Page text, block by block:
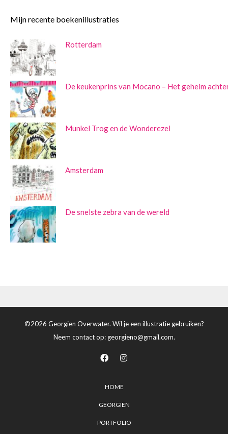
Mijn recente boekenillustraties
Rotterdam
De keukenprins van Mocano – Het geheim
Munkel Trog en de Wonderezel
Amsterdam
De snelste zebra van de wereld
©2026 Georgien Overwater. Wil je een illustratie gebruiken?
Neem contact op: georgieno@gmail.com.
HOME
GEORGIEN
PORTFOLIO